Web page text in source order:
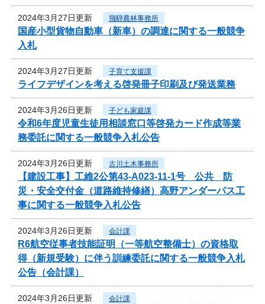
2024年3月27日更新 飛騨農林事務所
国産小型貨物自動車（新車）の調達に関する一般競争
入札
2024年3月27日更新 子育て支援課
ライフデザインを考える啓発冊子印刷及び発送業務
2024年3月26日更新 子ども家庭課
令和6年度児童生徒用相談窓口等啓発カード作成等業
務委託に関する一般競争入札公告
2024年3月26日更新 古川土木事務所
【建設工事】工維2公第43-A023-11-1号 公共 防
災・安全交付金（道路維持修繕）高野アンダーパス工
事に関する一般競争入札公告
2024年3月26日更新 会計課
R6航空従事者技能証明（一等航空整備士）の資格取
得（新規受験）に伴う訓練委託に関する一般競争入札
公告（会計課）
2024年3月26日更新 会計課